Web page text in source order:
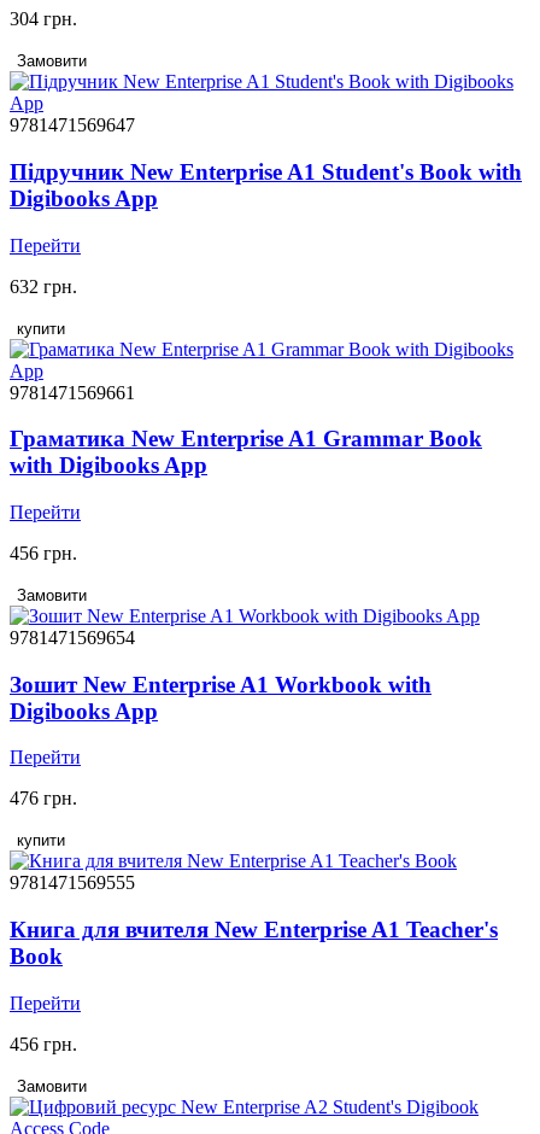
304 грн.
Замовити
9781471569647
Підручник New Enterprise A1 Student's Book with
Digibooks App
Перейти
632 грн.
купити
9781471569661
Граматика New Enterprise A1 Grammar Book
with Digibooks App
Перейти
456 грн.
Замовити
9781471569654
Зошит New Enterprise A1 Workbook with
Digibooks App
Перейти
476 грн.
купити
9781471569555
Книга для вчителя New Enterprise A1 Teacher's
Book
Перейти
456 грн.
Замовити